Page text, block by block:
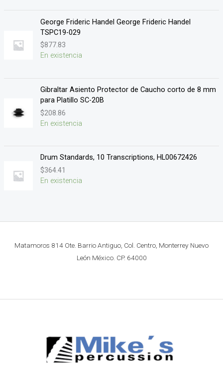
George Frideric Handel George Frideric Handel
TSPC19-029
$877.83
En existencia
Gibraltar Asiento Protector de Caucho corto de 8 mm
para Platillo SC-20B
$208.86
En existencia
Drum Standards, 10 Transcriptions, HL00672426
$364.41
En existencia
Matamoros 814 Ote. Barrio Antiguo, Col. Centro, Monterrey Nuevo
León México. CP. 64000